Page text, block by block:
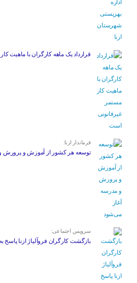
قرارداد یک ماهه کارگران با ماهیت
فرماندار ازنا:
توسعه هر کشور از آموزش و پرورش
سرویس اجتماعی:
بازگشت کارگران فروآلیاژ ازنا پاسخ